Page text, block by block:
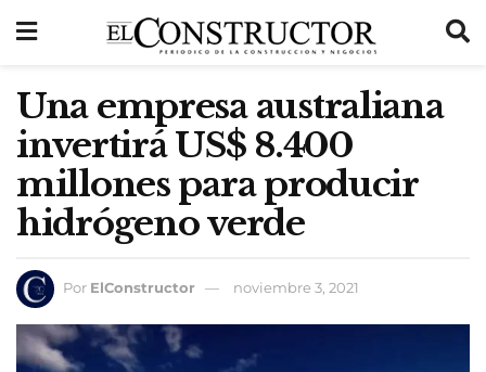
Una empresa australiana
invertirá US$ 8.400
millones para producir
hidrógeno verde
Por ElConstructor noviembre 3, 2021